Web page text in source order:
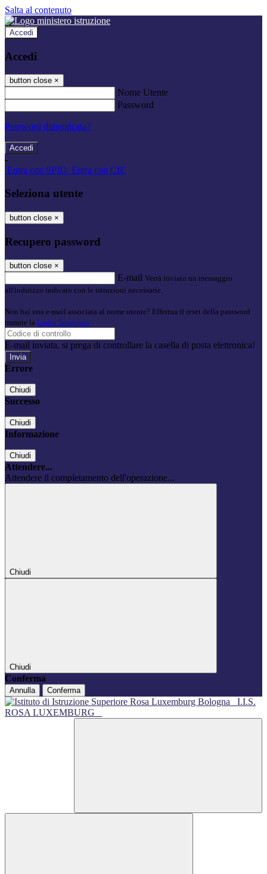
Salta al contenuto
Accedi
Accedi
button close ×
Nome Utente
Password
Password dimenticata?
-
Entra con SPID Entra con CIE
Seleziona utente
button close ×
Recupero password
button close ×
E-mail Verrà inviato un messaggio
all'indirizzo indicato con le istruzioni necessarie.
Non hai una e-mail associata al nome utente? Effettua il reset della password
tramite la Login Spaggiari
E-mail inviata, si prega di controllare la casella di posta elettronica!
Errore
Chiudi
Successo
Chiudi
Informazione
Chiudi
Attendere...
Attendere il completamento dell'operazione...
Chiudi
Chiudi
Conferma
Annulla Conferma
I.I.S.
ROSA LUXEMBURG